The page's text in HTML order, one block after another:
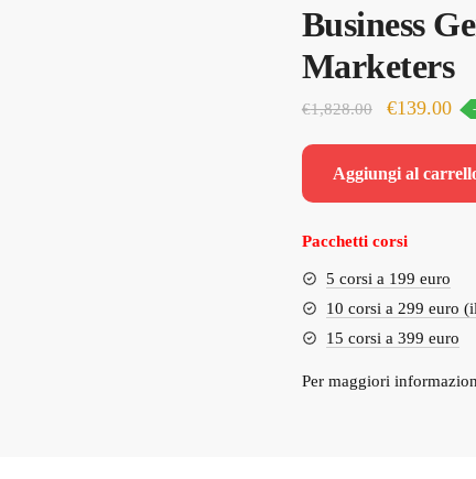
Business
Marketers
€1,828.00
Il
originale
era:
€1,828.00.
€139.00Il
è:
Aggiungi al
Pacchetti corsi
5 corsi a 199 euro
10 corsi a 299 euro
15 corsi a 399 euro
Per maggiori